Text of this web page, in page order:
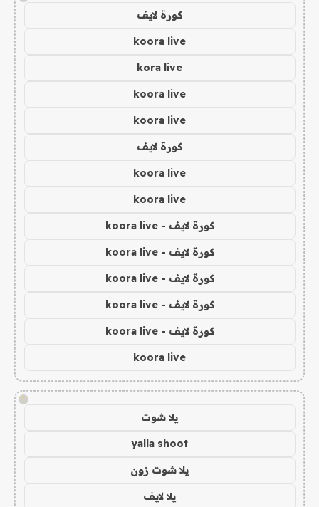
كورة لايف
koora live
kora live
koora live
koora live
كورة لايف
koora live
koora live
كورة لايف - koora live
كورة لايف - koora live
كورة لايف - koora live
كورة لايف - koora live
كورة لايف - koora live
koora live
!
يلا شوت
yalla shoot
يلا شوت زون
يلا لايف